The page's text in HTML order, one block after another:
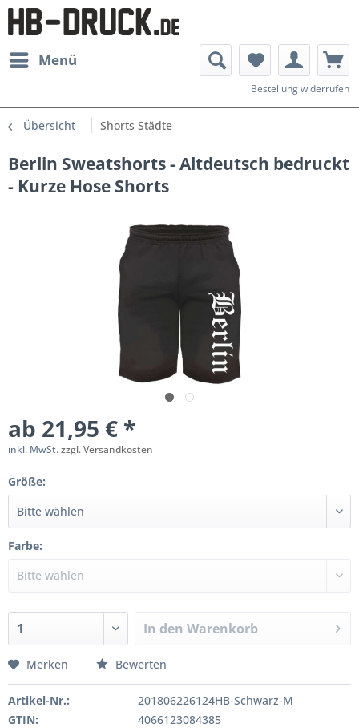
Menü
Bestellung widerrufen
Übersicht Shorts Städte
Berlin Sweatshorts - Altdeutsch bedruckt
- Kurze Hose Shorts
ab 21,95 € *
inkl. MwSt.zzgl. Versandkosten
Größe:
Farbe:
In den Warenkorb
Merken Bewerten
Artikel-Nr.:
201806226124HB-Schwarz-M
GTIN:
4066123084385